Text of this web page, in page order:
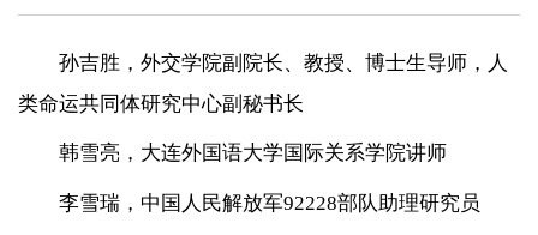
孙吉胜，外交学院副院长、教授、博士生导师，人
类命运共同体研究中心副秘书长
韩雪亮，大连外国语大学国际关系学院讲师
李雪瑞，中国人民解放军92228部队助理研究员